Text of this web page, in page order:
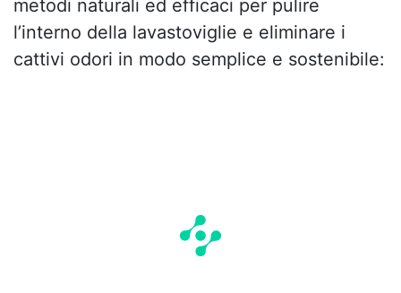
metodi naturali ed efficaci per pulire
l’interno della lavastoviglie e eliminare i
cattivi odori in modo semplice e sostenibile: